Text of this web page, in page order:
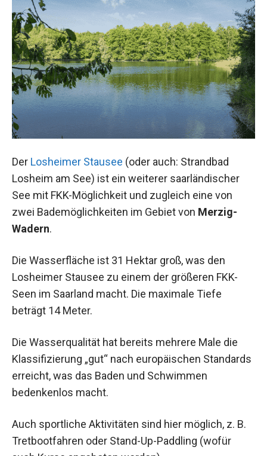
Der Losheimer Stausee (oder auch: Strandbad
Losheim am See) ist ein weiterer saarländischer
See mit FKK-Möglichkeit und zugleich eine von
zwei Bademöglichkeiten im Gebiet von Merzig-
Wadern.
Die Wasserfläche ist 31 Hektar groß, was den
Losheimer Stausee zu einem der größeren FKK-
Seen im Saarland macht. Die maximale Tiefe
beträgt 14 Meter.
Die Wasserqualität hat bereits mehrere Male die
Klassifizierung „gut“ nach europäischen Standards
erreicht, was das Baden und Schwimmen
bedenkenlos macht.
Auch sportliche Aktivitäten sind hier möglich, z. B.
Tretbootfahren oder Stand-Up-Paddling (wofür